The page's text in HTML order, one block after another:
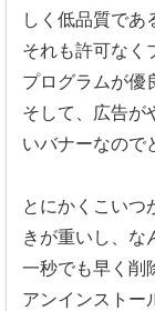
しく低品質であ
それも許可なく
プログラムが優
そして、広告が
いバナーなので
とにかくこいつ
きが重いし 、な
一秒でも早く削
アンインストー